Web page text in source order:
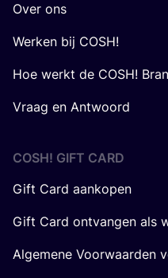
Over ons
Werken bij COSH!
Hoe werkt de COSH!
Vraag en Antwoord
COSH! GIFT CARD
Gift Card aankopen
Gift Card ontvangen als
Algemene Voorwaarden